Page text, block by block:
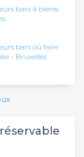
bars à bières
bars où faire
- Bruxelles